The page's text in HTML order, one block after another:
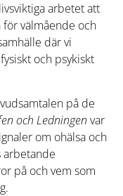
arbetet att
välmående och
där vi
och psykiskt
på de
och Ledningen var
om ohälsa och
arbetande
på och vem som